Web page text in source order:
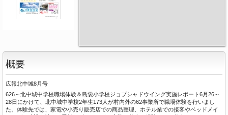
概要
広報北中城8月号
626～北中城中学校職場体験＆島袋小学校ジョブシャドウイング実施レポート6月26～
28日にかけて、北中城中学校2年生173人が村内外の62事業所で職場体験を行いまし
た。体験先では、家電や小売り販売店での商品整理、ホテル業での接客やベッドメイ